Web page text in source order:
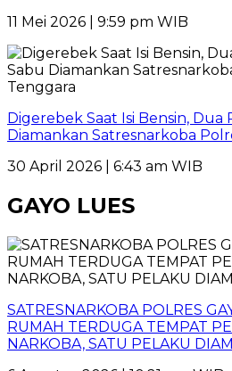
11 Mei 2026 | 9:59 pm WIB
Digerebek Saat Isi Bensin, Dua
Diamankan Satresnarkoba
30 April 2026 | 6:43 am WIB
GAYO LUES
SATRESNARKOBA POLRES
RUMAH TERDUGA TEMPAT
NARKOBA, SATU PELAKU